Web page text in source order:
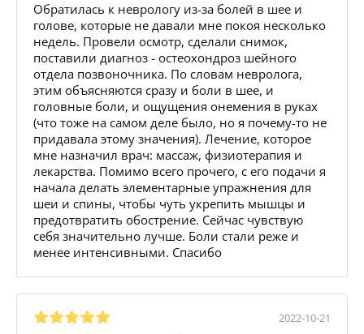
Обратилась к неврологу из-за болей в шее и
голове, которые не давали мне покоя несколько
недель. Провели осмотр, сделали снимок,
поставили диагноз - остеохондроз шейного
отдела позвоночника. По словам невролога,
этим объясняются сразу и боли в шее, и
головные боли, и ощущения онемения в руках
(что тоже на самом деле было, но я почему-то не
придавала этому значения). Лечение, которое
мне назначил врач: массаж, физиотерапия и
лекарства. Помимо всего прочего, с его подачи я
начала делать элементарные упражнения для
шеи и спины, чтобы чуть укрепить мышцы и
предотвратить обострение. Сейчас чувствую
себя значительно лучше. Боли стали реже и
менее интенсивными. Спасибо
2022-10-21